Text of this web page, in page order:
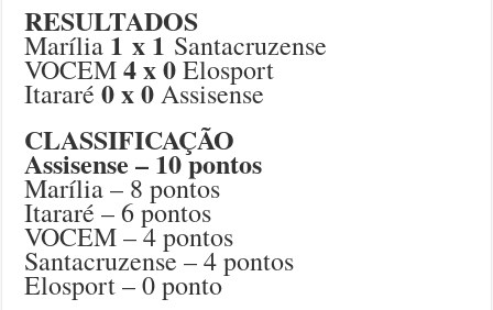
RESULTADOS
Marília 1 x 1 Santacruzense
VOCEM4 x 0Elosport
Itararé0 x 0Assisense
CLASSIFICAÇÃO
Assisense – 10 pontos
Marília – 8 pontos
Itararé – 6 pontos
VOCEM – 4 pontos
Santacruzense – 4 pontos
Elosport – 0 ponto